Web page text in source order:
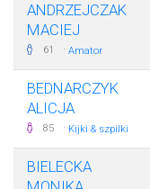
ANDRZEJCZAK
MACIEJ
61 · Amator
BEDNARCZYK
ALICJA
85 · Kijki & szpilki
BIELECKA